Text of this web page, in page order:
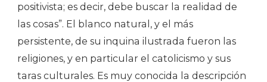
positivista; es decir, debe buscar la realidad de
las cosas”. El blanco natural, y el más
persistente, de su inquina ilustrada fueron las
religiones, y en particular el catolicismo y sus
taras culturales. Es muy conocida la descripción